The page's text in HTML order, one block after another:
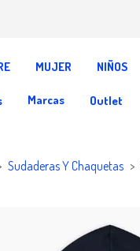
MUJER NIÑOS
Marcas Outlet
Sudaderas Y Chaquetas